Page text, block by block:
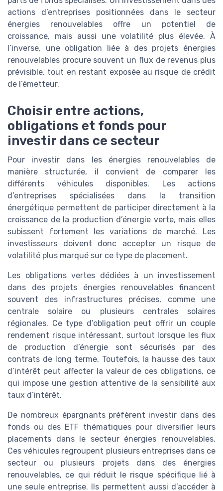
actions d’entreprises positionnées dans le secteur
énergies renouvelables offre un potentiel de
croissance, mais aussi une volatilité plus élevée. À
l’inverse, une obligation liée à des projets énergies
renouvelables procure souvent un flux de revenus plus
prévisible, tout en restant exposée au risque de crédit
de l’émetteur.
Choisir entre actions,
obligations et fonds pour
investir dans ce secteur
Pour investir dans les énergies renouvelables de
manière structurée, il convient de comparer les
différents véhicules disponibles. Les actions
d’entreprises spécialisées dans la transition
énergétique permettent de participer directement à la
croissance de la production d’énergie verte, mais elles
subissent fortement les variations de marché. Les
investisseurs doivent donc accepter un risque de
volatilité plus marqué sur ce type de placement.
Les obligations vertes dédiées à un investissement
dans des projets énergies renouvelables financent
souvent des infrastructures précises, comme une
centrale solaire ou plusieurs centrales solaires
régionales. Ce type d’obligation peut offrir un couple
rendement risque intéressant, surtout lorsque les flux
de production d’énergie sont sécurisés par des
contrats de long terme. Toutefois, la hausse des taux
d’intérêt peut affecter la valeur de ces obligations, ce
qui impose une gestion attentive de la sensibilité aux
taux d’intérêt.
De nombreux épargnants préfèrent investir dans des
fonds ou des ETF thématiques pour diversifier leurs
placements dans le secteur énergies renouvelables.
Ces véhicules regroupent plusieurs entreprises dans ce
secteur ou plusieurs projets dans des énergies
renouvelables, ce qui réduit le risque spécifique lié à
une seule entreprise. Ils permettent aussi d’accéder à